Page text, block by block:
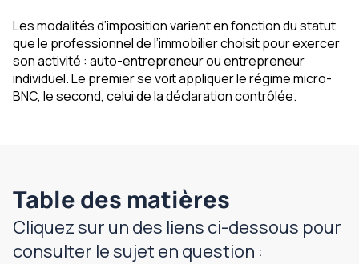
Les modalités d’imposition varient en fonction du statut
que le professionnel de l’immobilier choisit pour exercer
son activité : auto-entrepreneur ou entrepreneur
individuel. Le premier se voit appliquer le régime micro-
BNC, le second, celui de la déclaration contrôlée.
Table des matières
Cliquez sur un des liens ci-dessous pour
consulter le sujet en question :